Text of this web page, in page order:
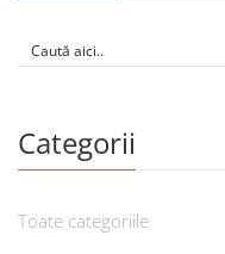
Categorii
Toate categoriile